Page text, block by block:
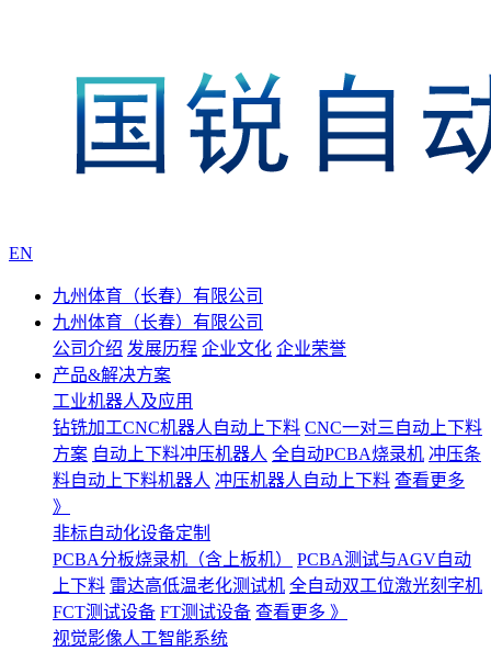
EN
九州体育（长春）有限公司
九州体育（长春）有限公司
公司介绍 发展历程 企业文化 企业荣誉
产品&解决方案
工业机器人及应用
钻铣加工CNC机器人自动上下料 CNC一对三自动上下料
方案 自动上下料冲压机器人 全自动PCBA烧录机 冲压条
料自动上下料机器人 冲压机器人自动上下料 查看更多
》
非标自动化设备定制
PCBA分板烧录机（含上板机）
PCBA测试与AGV自动
上下料 雷达高低温老化测试机 全自动双工位激光刻字机
FCT测试设备 FT测试设备 查看更多 》
视觉影像人工智能系统